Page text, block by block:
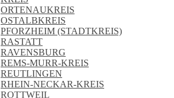
ORTENAUKREIS
OSTALBKREIS
PFORZHEIM (STADTKREIS)
RASTATT
RAVENSBURG
REMS-MURR-KREIS
REUTLINGEN
RHEIN-NECKAR-KREIS
ROTTWEIL